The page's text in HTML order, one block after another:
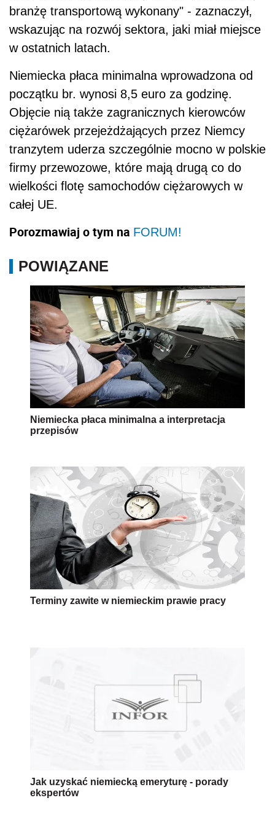
branżę transportową wykonany" - zaznaczył,
wskazując na rozwój sektora, jaki miał miejsce
w ostatnich latach.
Niemiecka płaca minimalna wprowadzona od
początku br. wynosi 8,5 euro za godzinę.
Objęcie nią także zagranicznych kierowców
ciężarówek przejeżdżających przez Niemcy
tranzytem uderza szczególnie mocno w polskie
firmy przewozowe, które mają drugą co do
wielkości flotę samochodów ciężarowych w
całej UE.
Porozmawiaj o tym na FORUM!
POWIĄZANE
Niemiecka płaca minimalna a interpretacja
przepisów
Terminy zawite w niemieckim prawie pracy
Jak uzyskać niemiecką emeryturę - porady
ekspertów